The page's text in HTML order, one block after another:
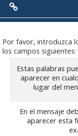
Menú
Red de
Objetivos
Misión
Por favor, introduzca
los campos siguientes:
Estas palabras
aparecer en
lugar del
En el mensaje
aparecer esta